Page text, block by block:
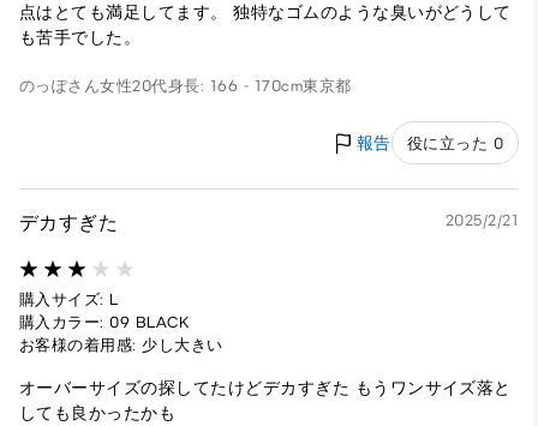
点はとても満足してます。 独特なゴムのような臭いがどうして
も苦手でした。
のっぽさん女性20代身長: 166 - 170cm東京都
報告 役に立った 0
デカすぎた 2025/2/21
購入サイズ: L
購入カラー: 09 BLACK
お客様の着用感: 少し大きい
オーバーサイズの探してたけどデカすぎた もうワンサイズ落と
しても良かったかも